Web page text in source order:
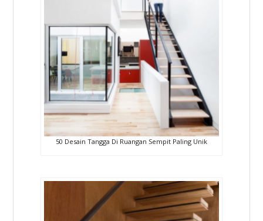
50 Desain Tangga Di Ruangan Sempit Paling Unik